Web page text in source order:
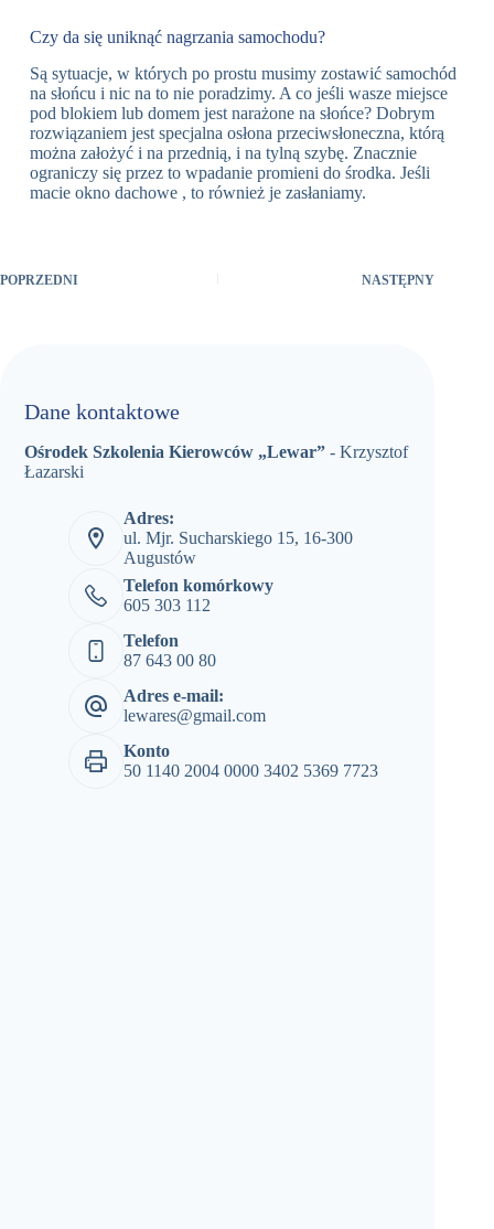
Czy da się uniknąć nagrzania samochodu?
Są sytuacje, w których po prostu musimy zostawić samochód
na słońcu i nic na to nie poradzimy. A co jeśli wasze miejsce
pod blokiem lub domem jest narażone na słońce? Dobrym
rozwiązaniem jest specjalna osłona przeciwsłoneczna, którą
można założyć i na przednią, i na tylną szybę. Znacznie
ograniczy się przez to wpadanie promieni do środka. Jeśli
macie okno dachowe , to również je zasłaniamy.
POPRZEDNI NASTĘPNY
Dane kontaktowe
Ośrodek Szkolenia Kierowców „Lewar” - Krzysztof
Łazarski
Adres:
ul. Mjr. Sucharskiego 15, 16-300
Augustów
Telefon komórkowy
605 303 112
Telefon
87 643 00 80
Adres e-mail:
lewares@gmail.com
Konto
50 1140 2004 0000 3402 5369 7723